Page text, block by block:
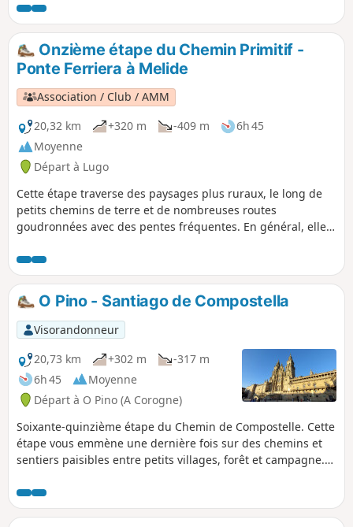
Notre itinéraire passe par O Pedrouzo et l'aéroport, ce qui
nous permet de réduire la distance à parcourir lors de la
prochaine étape pour assister à la messe des pèlerins,
célébrée tous les jours à midi dans la cathédrale de Saint-
Jacques-de-Compostelle.
Onzième étape du Chemin Primitif -
Ponte Ferriera à Melide
Association / Club / AMM
20,32 km
+320 m -409 m
6h 45
Moyenne
Départ à Lugo
Cette étape traverse des paysages plus ruraux, le long de
petits chemins de terre et de nombreuses routes
goudronnées avec des pentes fréquentes. En général, elle
dont certains disposent de restaurants. L'itinéraire se
termine à Melide, où on rejoint le Camino Francés.
O Pino - Santiago de Compostella
Visorandonneur
20,73 km
+302 m
-317 m
6h 45
Moyenne
Départ à O Pino (A Corogne)
Soixante-quinzième étape du Chemin de Compostelle. Cette
étape vous emmène une dernière fois sur des chemins et
sentiers paisibles entre petits villages, forêt et campagne.
s’intensifie. Mais au milieu de la foule chacun marche seul
avec lui même. Dans les yeux de tous brille l’étoile de